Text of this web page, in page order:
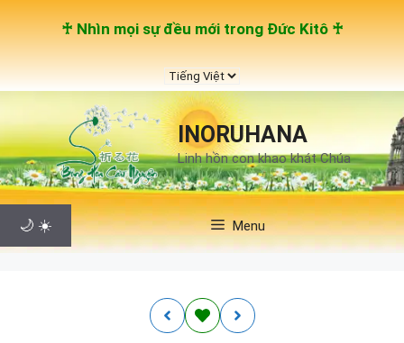
Chuyển
đến
nội
dung
♰ Nhìn mọi sự đều mới trong Đức Kitô ♰
Chọn
một
ngôn
ngữINORUHANA
Linh hồn con khao khát Chúa
🌙 ☀️ Menu